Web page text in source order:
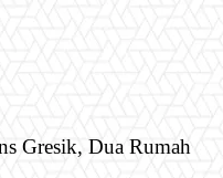
Gresik, Dua Rumah